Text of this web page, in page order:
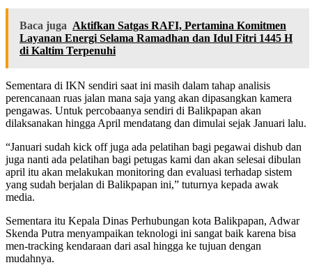
Baca juga Aktifkan Satgas RAFI, Pertamina Komitmen
Layanan Energi Selama Ramadhan dan Idul Fitri 1445 H
di Kaltim Terpenuhi
Sementara di IKN sendiri saat ini masih dalam tahap analisis
perencanaan ruas jalan mana saja yang akan dipasangkan kamera
pengawas. Untuk percobaanya sendiri di Balikpapan akan
dilaksanakan hingga April mendatang dan dimulai sejak Januari lalu.
“Januari sudah kick off juga ada pelatihan bagi pegawai dishub dan
juga nanti ada pelatihan bagi petugas kami dan akan selesai dibulan
april itu akan melakukan monitoring dan evaluasi terhadap sistem
yang sudah berjalan di Balikpapan ini,” tuturnya kepada awak
media.
Sementara itu Kepala Dinas Perhubungan kota Balikpapan, Adwar
Skenda Putra menyampaikan teknologi ini sangat baik karena bisa
men-tracking kendaraan dari asal hingga ke tujuan dengan
mudahnya.